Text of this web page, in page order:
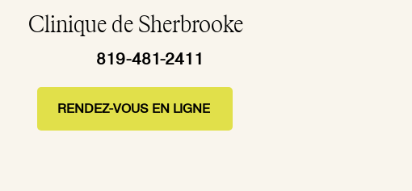
Clinique de Sherbrooke
819-481-2411
RENDEZ-VOUS EN LIGNE